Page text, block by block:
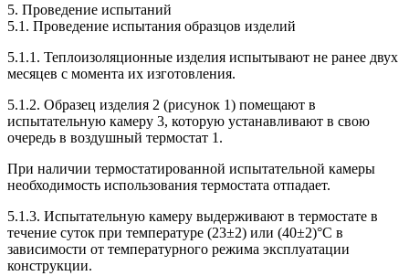
5. Проведение испытаний
5.1. Проведение испытания образцов изделий
5.1.1. Теплоизоляционные изделия испытывают не ранее двух
месяцев с момента их изготовления.
5.1.2. Образец изделия 2 (рисунок 1) помещают в
испытательную камеру 3, которую устанавливают в свою
очередь в воздушный термостат 1.
При наличии термостатированной испытательной камеры
необходимость использования термостата отпадает.
5.1.3. Испытательную камеру выдерживают в термостате в
течение суток при температуре (23±2) или (40±2)°С в
зависимости от температурного режима эксплуатации
конструкции.